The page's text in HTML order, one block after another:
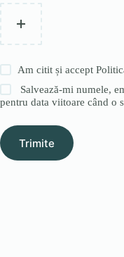
Am citit și accept
Salvează-mi numele,
pentru data viitoare când o
Trimite